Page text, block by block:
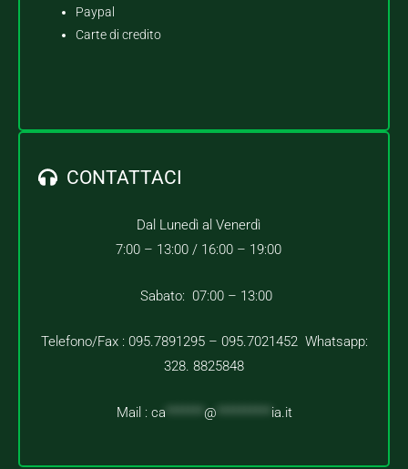
Paypal
Carte di credito
CONTATTACI
Dal Lunedì al Venerdì
7:00 – 13:00 / 16:00 – 19:00
Sabato: 07:00 – 13:00
Telefono/Fax : 095.7891295 – 095.7021452 Whatsapp:
328. 8825848
Mail : ca @ ia.it